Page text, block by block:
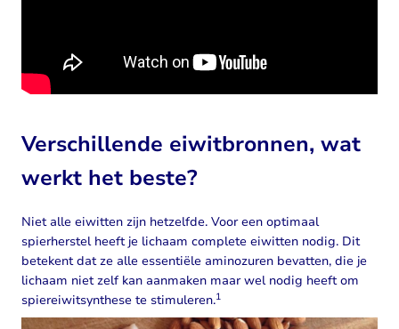
Verschillende eiwitbronnen, wat
werkt het beste?
Niet alle eiwitten zijn hetzelfde. Voor een optimaal
spierherstel heeft je lichaam complete eiwitten nodig. Dit
betekent dat ze alle essentiële aminozuren bevatten, die je
lichaam niet zelf kan aanmaken maar wel nodig heeft om
spiereiwitsynthese te stimuleren.1